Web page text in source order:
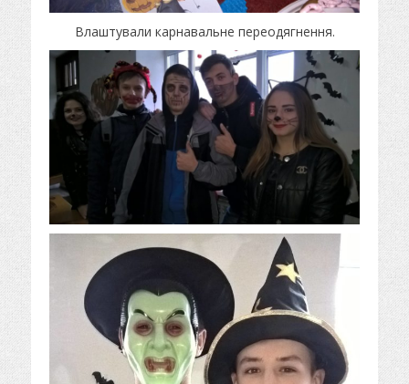
Влаштували карнавальне переодягнення.